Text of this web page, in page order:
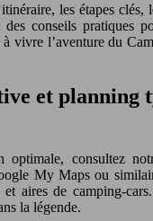
les étapes clés,
conseils pratiques
à vivre l’aventure du
et planning
optimale, consultez
My Maps ou
aires de camping-
la légende.